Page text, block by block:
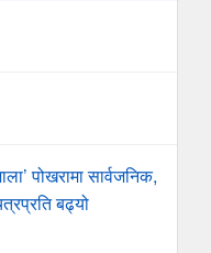
पोखरामा सार्वजनिक,
बढ्यो